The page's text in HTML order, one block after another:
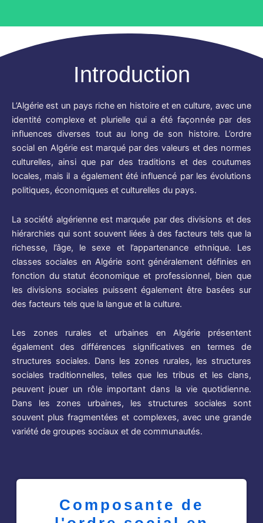
Introduction
L’Algérie est un pays riche en histoire et en culture, avec une
identité complexe et plurielle qui a été façonnée par des
influences diverses tout au long de son histoire. L’ordre
social en Algérie est marqué par des valeurs et des normes
culturelles, ainsi que par des traditions et des coutumes
locales, mais il a également été influencé par les évolutions
politiques, économiques et culturelles du pays.
La société algérienne est marquée par des divisions et des
hiérarchies qui sont souvent liées à des facteurs tels que la
richesse, l’âge, le sexe et l’appartenance ethnique. Les
classes sociales en Algérie sont généralement définies en
fonction du statut économique et professionnel, bien que
les divisions sociales puissent également être basées sur
des facteurs tels que la langue et la culture.
Les zones rurales et urbaines en Algérie présentent
également des différences significatives en termes de
structures sociales. Dans les zones rurales, les structures
sociales traditionnelles, telles que les tribus et les clans,
peuvent jouer un rôle important dans la vie quotidienne.
Dans les zones urbaines, les structures sociales sont
souvent plus fragmentées et complexes, avec une grande
variété de groupes sociaux et de communautés.
Composante de